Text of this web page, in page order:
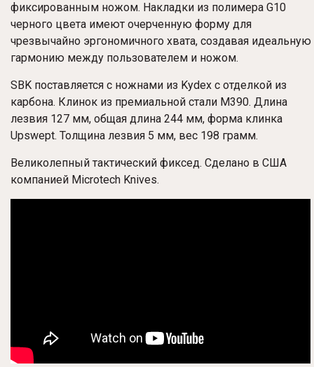
фиксированным ножом. Накладки из полимера G10
черного цвета имеют очерченную форму для
чрезвычайно эргономичного хвата, создавая идеальную
гармонию между пользователем и ножом.
SBK поставляется с ножнами из Kydex с отделкой из
карбона. Клинок из премиальной стали M390. Длина
лезвия 127 мм, общая длина 244 мм, форма клинка
Upswept. Толщина лезвия 5 мм, вес 198 грамм.
Великолепный тактический фиксед. Сделано в США
компанией Microtech Knives.